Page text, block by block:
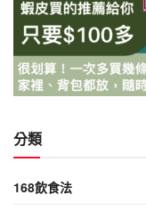
分類
168飲食法